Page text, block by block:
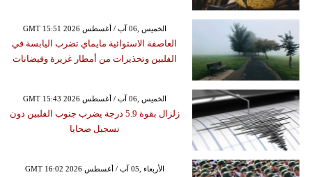
GMT 15:51 2026 الخميس ,06 آب / أغسطس
العاصفة الاستوائية مايماي تضرب اليابسة في
الفلبين وتحذيرات من أمطار غزيرة وفيضانات
GMT 15:43 2026 الخميس ,06 آب / أغسطس
زلزال بقوة 5.9 درجة يضرب جنوب الفلبين دون
تسجيل ضحايا
GMT 16:02 2026 الأربعاء ,05 آب / أغسطس